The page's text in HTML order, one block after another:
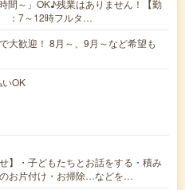
間～」OK♪残業はありません！【勤
7～12時フルタ…
大歓迎！ 8月～、9月～など希望も
OK
】・子どもたちとお話をする・積み
お片付け・お掃除…などを…